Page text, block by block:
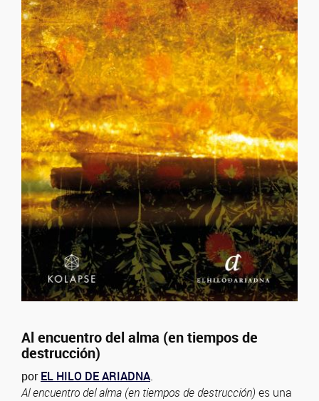
Al encuentro del alma (en tiempos de
destrucción)
porEL HILO DE ARIADNA.
Al encuentro del alma (en tiempos de destrucción) es una